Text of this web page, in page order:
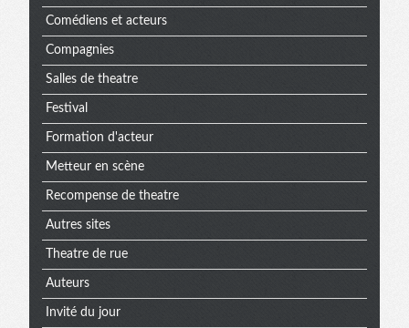
Comédiens et acteurs
Compagnies
Salles de theatre
Festival
Formation d'acteur
Metteur en scène
Recompense de theatre
Autres sites
Theatre de rue
Auteurs
Invité du jour